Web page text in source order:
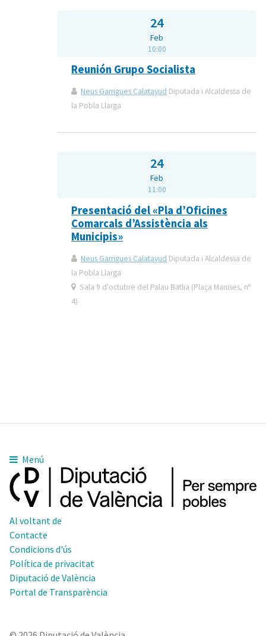
24
Feb
10:00
Reunión Grupo Socialista
Neus Garrigues Calatayud Diputada i Alcaldessa de
la Pobla Llarga
24
Feb
11:00
Presentació del «Pla d’Oficines
Comarcals d’Assistència als
Municipis»
Neus Garrigues Calatayud Diputada i Alcaldessa de
la Pobla Llarga
Sala 9 d'octubre del Palau Batlia (Plaça Manises, nº
4)
Menú
Al voltant de
Contacte
Condicions d'ús
Política de privacitat
Diputació de València
Portal de Transparència